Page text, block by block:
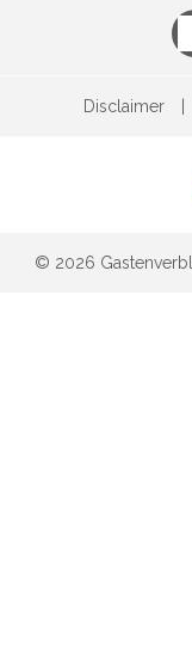
Disclaimer
© 2026